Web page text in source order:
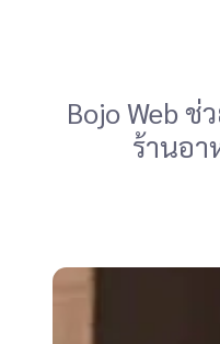
Bojo Web
ร้านอา